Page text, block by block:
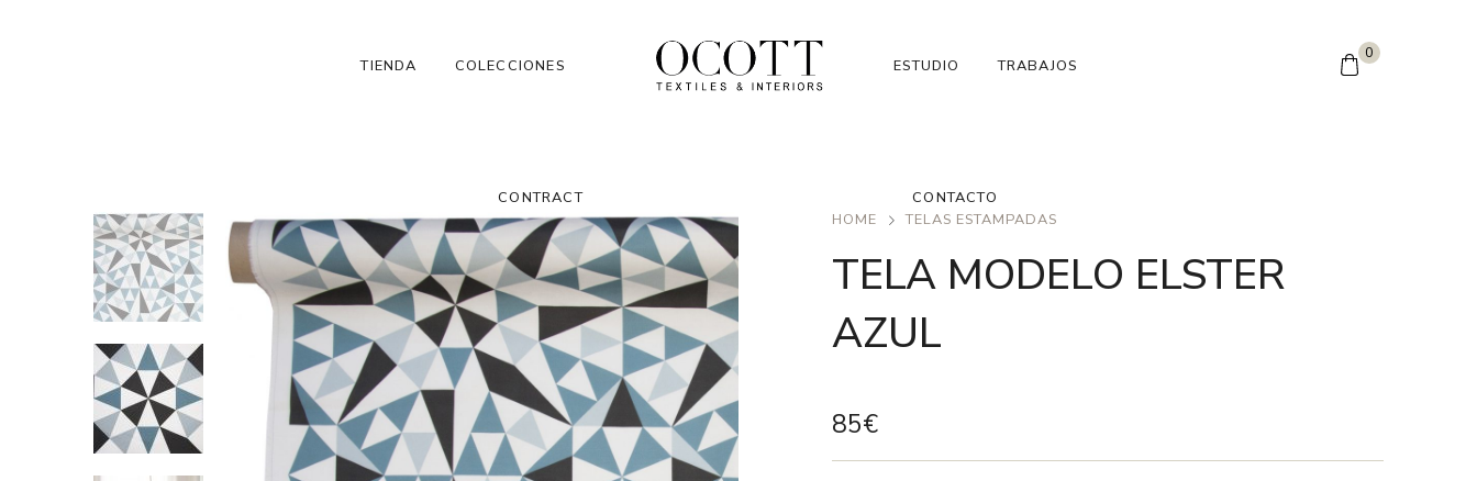
TIENDA COLECCIONES
CONTRACT
ESTUDIO TRABAJOS
CONTACTO
0
HOME TELAS ESTAMPADAS
TELA MODELO ELSTER
AZUL
85€